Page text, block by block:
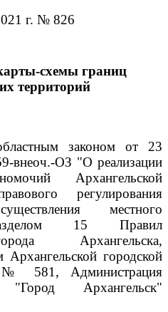
г. № 826
схемы границ
территорий
законом от 23
внеоч.-ОЗ "О реализации
Архангельской
регулирования
местного
15 Правил
Архангельска,
городской
581, Администрация
Архангельск"